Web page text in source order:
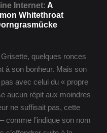
Internet: A
Whitethroat
quelques ronces
à son bonheur. Mais son
avec celui du « propre
aucun répit aux moindres
ne suffisait pas, cette
comme l’indique son nom